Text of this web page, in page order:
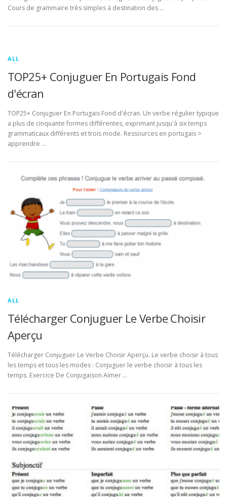
Cours de grammaire très simples à destination des …
ALL
TOP25+ Conjuguer En Portugais Fond
d'écran
TOP25+ Conjuguer En Portugais Fond d'écran. Un verbe régulier typique
a plus de cinquante formes différentes, exprimant jusqu'à six temps
grammaticaux différents et trois mode. Ressources en portugais >
apprendre …
ALL
Télécharger Conjuguer Le Verbe Choisir
Aperçu
Télécharger Conjuguer Le Verbe Choisir Aperçu. Le verbe choisir à tous
les temps et tous les modes : Conjuguer le verbe choisir à tous les
temps. Exercice De Conjugaison Aimer …